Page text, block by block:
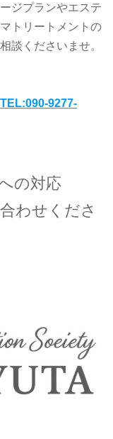
ジプランやエステ
トリートメントの
談くださいませ。
TEL:090-9277-
の対応
わせくださ